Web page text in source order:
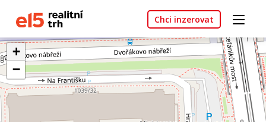
Chci inzerovat
+
−